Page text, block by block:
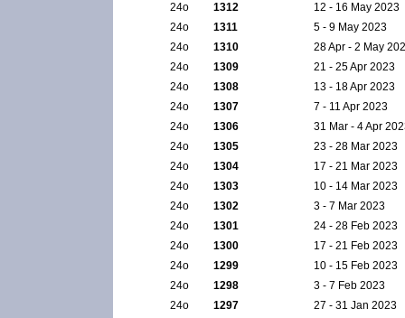
24ο
1312
12 - 16 May 2023
24ο
1311
5 - 9 May 2023
24ο
1310
28 Apr - 2 May
24ο
1309
21 - 25 Apr 2023
24ο
1308
13 - 18 Apr 2023
24ο
1307
7 - 11 Apr 2023
24ο
1306
31 Mar - 4 Apr
24ο
1305
23 - 28 Mar 2023
24ο
1304
17 - 21 Mar 2023
24ο
1303
10 - 14 Mar 2023
24ο
1302
3 - 7 Mar 2023
24ο
1301
24 - 28 Feb 2023
24ο
1300
17 - 21 Feb 2023
24ο
1299
10 - 15 Feb 2023
24ο
1298
3 - 7 Feb 2023
24ο
1297
27 - 31 Jan 2023